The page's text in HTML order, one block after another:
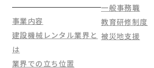
事業内容
建設機械レンタル業界と
は
業界での立ち位置
一般事務職
教育研修制度
被災地支援